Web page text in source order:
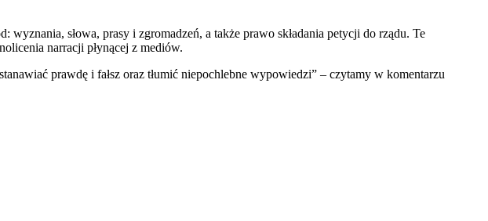
słowa, prasy i zgromadzeń, a także prawo składania petycji do rządu. Te
narracji płynącej z mediów.
prawdę i fałsz oraz tłumić niepochlebne wypowiedzi” – czytamy w komentarzu